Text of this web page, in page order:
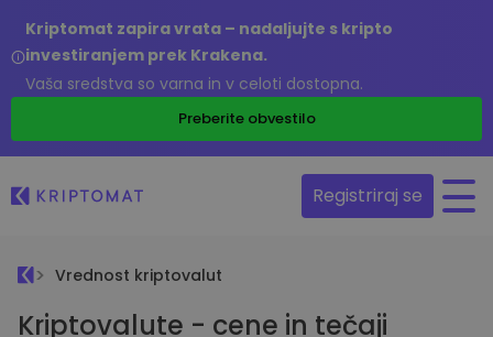
Kriptomat zapira vrata – nadaljujte s kripto
investiranjem prek Krakena.
Vaša sredstva so varna in v celoti dostopna.
Preberite obvestilo
Registriraj se
Vrednost kriptovalut
Kriptovalute - cene in tečaji